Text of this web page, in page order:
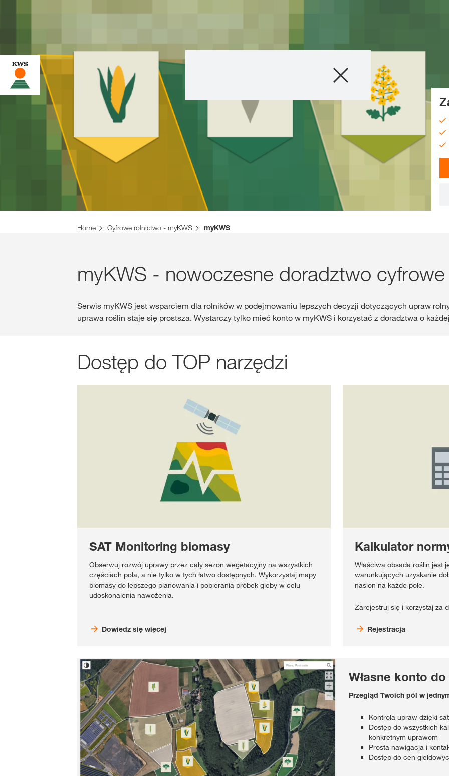
Produkty
Doradztwo
Promocje
Co nowego?
Cyfrowe
Sklep
myKWS
wsparcie dla
Grupy KWS
kws.com/
Home Cyfrowe rolnictwo - myKWS myKWS
myKWS - nowoczesne doradztwo cyfrowe
Serwis myKWS jest wsparciem dla rolników w podejmowaniu lepszych decyzji dotyczących upraw
uprawa roślin staje się prostsza. Wystarczy tylko mieć konto w myKWS i korzystać z doradztwa o
Dostęp do TOP narzędzi
SAT Monitoring biomasy
Obserwuj rozwój uprawy przez cały sezon wegetacyjny na wszystkich
częściach pola, a nie tylko w tych łatwo dostępnych. Wykorzystaj mapy
biomasy do lepszego planowania i pobierania próbek gleby w celu
udoskonalenia nawożenia.
Dowiedz się więcej
Kalkulator
Właściwa obsada roślin jest
warunkujących uzyskanie
nasion na każde pole.
Zarejestruj się i korzystaj za
Rejestracja
Własne konto
Przegląd Twoich pól w
Kontrola upraw dzięki
Dostęp do wszystkich
konkretnym uprawom
Prosta nawigacja i
Dostęp do cen